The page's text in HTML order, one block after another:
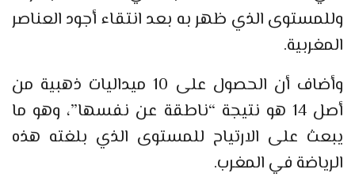
وللمستوى الذي ظهر به بعد انتقاء أجود العناصر
المغربية.
وأضاف أن الحصول على 10 ميداليات ذهبية من
أصل 14 هو نتيجة “ناطقة عن نفسها”، وهو ما
يبعث على الارتياح للمستوى الذي بلغته هذه
الرياضة في المغرب.